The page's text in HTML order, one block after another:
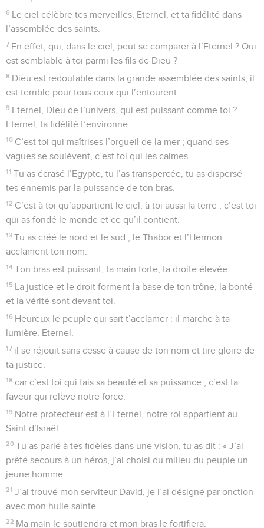
souviens plus et qui sont séparés de toi.
Tu m’as jeté dans un gouffre profond, dans les ténèbres,
dans les abîmes.
8 Ta fureur pèse lourdement sur moi, et tu m’accables des
vagues de ta colère. – Pause.
9 Tu as éloigné mes intimes de moi, tu as fait de moi un objet
d’horreur pour eux ; je suis enfermé et je ne peux pas sortir.
10 Mes yeux sont usés par la souffrance ; tous les jours, je fais
appel à toi, Eternel, je tends les mains vers toi.
11 Est-ce pour les morts que tu fais des miracles ? Les défunts
se lèvent-ils pour te louer ? – Pause.
12 Parle-t-on de ta bonté dans la tombe, de ta fidélité dans le
gouffre de perdition ?
13 Tes miracles sont-ils connus dans les ténèbres, et ta
justice au pays de l’oubli ?
14 Et moi, c’est toi, Eternel, que j’appelle au secours. Le
matin, ma prière s’adresse à toi.
15 Pourquoi, Eternel, me rejettes-tu ? Pourquoi me caches-tu
ton visage ?
16 Je suis malheureux et mourant depuis ma jeunesse, je
subis tes terreurs et je suis bouleversé.
17 Tes fureurs passent sur moi, tes terreurs me réduisent au
silence ;
18 elles m’encerclent tout le jour comme de l’eau, elles me
cernent de tous côtés.
19 Tu as éloigné mes amis et mes proches de moi ; mes
intimes, ce sont les ténèbres.
Psaumes 89
Seuls les Évangiles sont disponibles en vidéo pour le moment.